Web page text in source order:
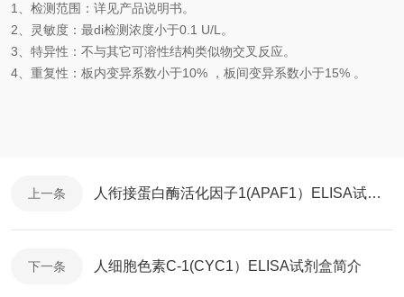
1、检测范围： 详见产品说明书。
2、
灵敏度：最di检测浓度小于0.1 U/L 。
3、 特异性：不与其它可溶性结构类似物交叉反应。
4、 重复性：板内变异系数小于10% ， 板间变异系数小于1 5% 。
上一条 人衔接蛋白酶活化因子1(APAF1）ELISA试剂盒简介
下一条 人细胞色素C-1(CYC1）ELISA试剂盒简介